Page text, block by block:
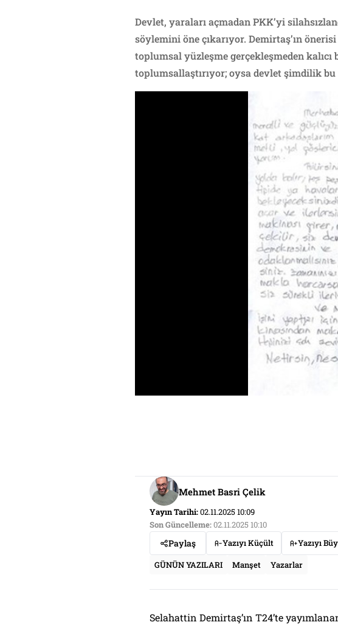
Devlet, yaraları açmadan PKK’yi
söylemini öne çıkarıyor. Demirtaş’ın
toplumsal yüzleşme gerçekleşmeden
toplumsallaştırıyor; oysa devlet şimdilik
Mehmet Basri Çelik
Yayın Tarihi:02.11.2025 10:09
Son Güncelleme:02.11.2025 10:10
Paylaş Yazıyı Küçült
Yazıyı
GÜNÜN YAZILARI
Manşet Yazarlar
Selahattin Demirtaş’ın T24’te